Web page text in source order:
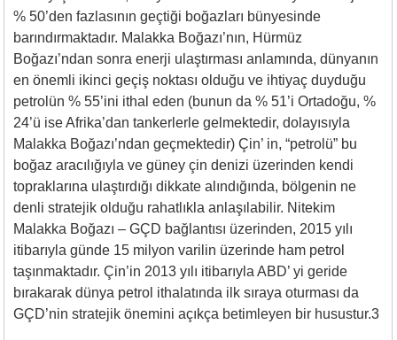
% 50’den fazlasının geçtiği boğazları bünyesinde
barındırmaktadır. Malakka Boğazı’nın, Hürmüz
Boğazı’ndan sonra enerji ulaştırması anlamında, dünyanın
en önemli ikinci geçiş noktası olduğu ve ihtiyaç duyduğu
petrolün % 55’ini ithal eden (bunun da % 51’i Ortadoğu, %
24’ü ise Afrika’dan tankerlerle gelmektedir, dolayısıyla
Malakka Boğazı’ndan geçmektedir) Çin’ in, “petrolü” bu
boğaz aracılığıyla ve güney çin denizi üzerinden kendi
topraklarına ulaştırdığı dikkate alındığında, bölgenin ne
denli stratejik olduğu rahatlıkla anlaşılabilir. Nitekim
Malakka Boğazı – GÇD bağlantısı üzerinden, 2015 yılı
itibarıyla günde 15 milyon varilin üzerinde ham petrol
taşınmaktadır. Çin’in 2013 yılı itibarıyla ABD’ yi geride
bırakarak dünya petrol ithalatında ilk sıraya oturması da
GÇD’nin stratejik önemini açıkça betimleyen bir husustur.3